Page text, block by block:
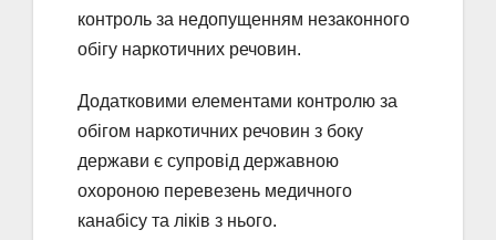
контроль за недопущенням незаконного
обігу наркотичних речовин.
Додатковими елементами контролю за
обігом наркотичних речовин з боку
держави є супровід державною
охороною перевезень медичного
канабісу та ліків з нього.